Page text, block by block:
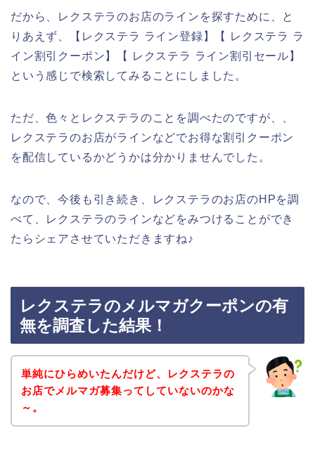
だから、レクステラのお店のラインを探すために、と
りあえず、【レクステラ ライン登録】【 レクステラ ラ
イン割引クーポン】【 レクステラ ライン割引セール】
という感じで検索してみることにしました。
ただ、色々とレクステラのことを調べたのですが、、
レクステラのお店がラインなどでお得な割引クーポン
を配信しているかどうかは分かりませんでした。
なので、今後も引き続き、レクステラのお店のHPを調
べて、レクステラのラインなどをみつけることができ
たらシェアさせていただきますね♪
レクステラのメルマガクーポンの有
無を調査した結果！
単純にひらめいたんだけど、レクステラの
お店でメルマガ募集ってしていないのかな
～。